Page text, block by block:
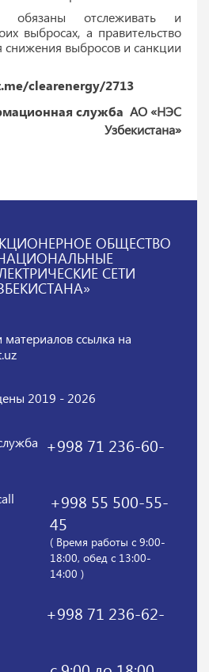
обязаны отслеживать и
выбросах, а правительство
снижения выбросов и санкции
clearenergy/2713
служба АО «НЭС
Узбекистана»
ОБЩЕСТВО
СЕТИ
материаловссылка на
2019 - 2026
+998 71 236-60-
+998 55 500-55-
45
( Время работы с 9:00-
18:00, обед с 13:00-
14:00 )
+998 71 236-62-